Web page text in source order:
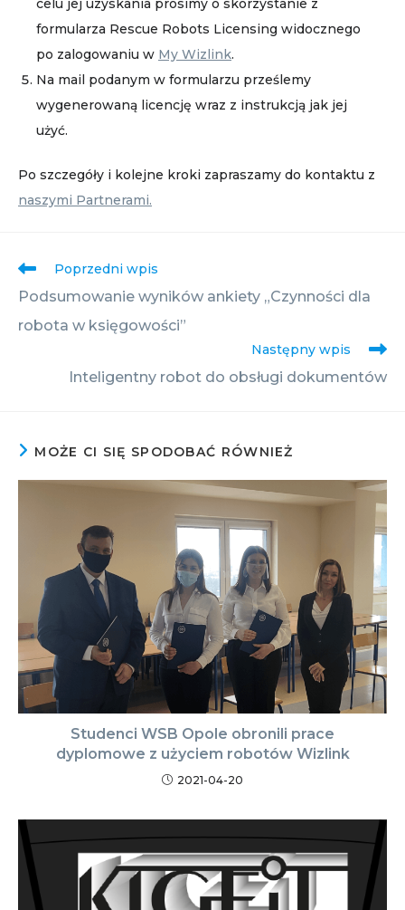
celu jej uzyskania prosimy o skorzystanie z
formularza Rescue Robots Licensing widocznego
po zalogowaniu w My Wizlink.
Na mail podanym w formularzu prześlemy
wygenerowaną licencję wraz z instrukcją jak jej
użyć.
Po szczegóły i kolejne kroki zapraszamy do kontaktu z
naszymi Partnerami.
artykułyPoprzedni wpis
Podsumowanie wyników ankiety „Czynności dla
robota w księgowości”
Następny wpis
Inteligentny robot do obsługi dokumentów
MOŻE CI SIĘ SPODOBAĆ RÓWNIEŻ
Studenci WSB Opole obronili prace
dyplomowe z użyciem robotów Wizlink
2021-04-20